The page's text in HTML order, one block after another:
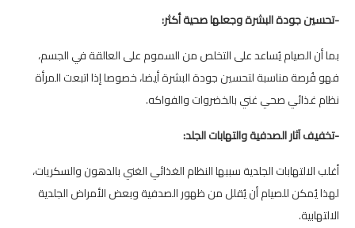
-تحسين جودة البشرة وجعلها صحية أكثر:
بما أن الصيام يُساعد على التخلص من السموم على العالقة في الجسم،
فهو فُرصة مناسبة لتحسين جودة البشرة أيضا، خصوصا إذا اتبعت المرأة
نظام غذائي صحي غني بالخضروات والفواكه.
-تخفيف آثار الصدفية والتهابات الجلد:
أغلب الالتهابات الجلدية سببها النظام الغذائي الغني بالدهون والسكريات،
لهذا يُمكن للصيام أن يُقلل من ظهور الصدفية وبعض الأمراض الجلدية
الالتهابية.